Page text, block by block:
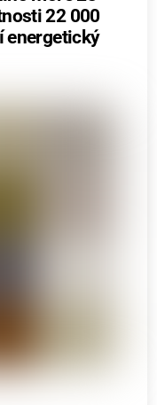
22 000
energetický